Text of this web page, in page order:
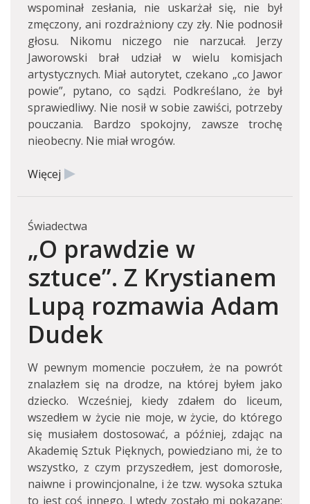
wspominał zesłania, nie uskarżał się, nie był
zmęczony, ani rozdrażniony czy zły. Nie podnosił
głosu. Nikomu niczego nie narzucał. Jerzy
Jaworowski brał udział w wielu komisjach
artystycznych. Miał autorytet, czekano „co Jawor
powie”, pytano, co sądzi. Podkreślano, że był
sprawiedliwy. Nie nosił w sobie zawiści, potrzeby
pouczania. Bardzo spokojny, zawsze trochę
nieobecny. Nie miał wrogów.
Więcej
Świadectwa
„O prawdzie w
sztuce”. Z Krystianem
Lupą rozmawia Adam
Dudek
W pewnym momencie poczułem, że na powrót
znalazłem się na drodze, na której byłem jako
dziecko. Wcześniej, kiedy zdałem do liceum,
wszedłem w życie nie moje, w życie, do którego
się musiałem dostosować, a później, zdając na
Akademię Sztuk Pięknych, powiedziano mi, że to
wszystko, z czym przyszedłem, jest domorosłe,
naiwne i prowincjonalne, i że tzw. wysoka sztuka
to jest coś innego. I wtedy zostało mi pokazane: